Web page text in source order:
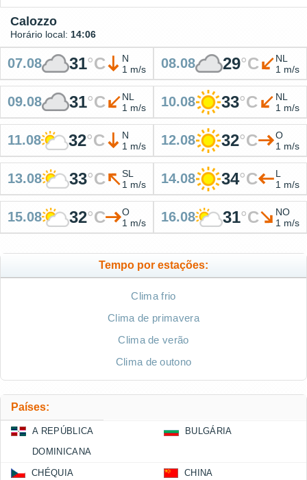
Calozzo
Horário local: 14:06
07.08 31°C
N
1 m/s
08.08 29°C
NL
1 m/s
09.08 31°C
NL
1 m/s
10.08 33°C
NL
1 m/s
11.08 32°C
N
1 m/s
12.08 32°C
O
1 m/s
13.08 33°C
SL
1 m/s
14.08 34°C
L
1 m/s
15.08 32°C
O
1 m/s
16.08 31°C
NO
1 m/s
Tempo por estações:
Clima frio
Clima de primavera
Clima de verão
Clima de outono
Países:
A REPÚBLICA
DOMINICANA
BULGÁRIA
CHÉQUIA CHINA